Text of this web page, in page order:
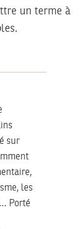
un terme à
sur
les
Porté